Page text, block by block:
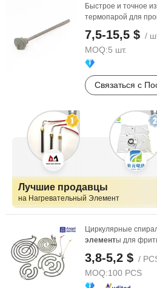
Быстрое и точное
термопарой для
7,5-15,5 $ /
MOQ:5 шт.
Связаться с
Лучшие продавцы
на Нагревательный Элемент
Циркулярные
элементы для
безопасность ...
3,8-5,2 $ /
MOQ:100 PCS